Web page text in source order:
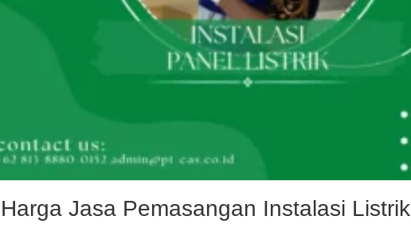
Harga Jasa Pemasangan Instalasi Listrik